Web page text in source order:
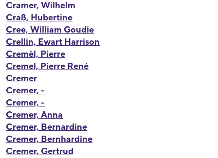
Cramer, Wilhelm
Craß, Hubertine
Cree, William Goudie
Crellin, Ewart Harrison
Cremèl, Pierre
Cremel, Pierre René
Cremer
Cremer, -
Cremer, -
Cremer, Anna
Cremer, Bernardine
Cremer, Bernhardine
Cremer, Gertrud